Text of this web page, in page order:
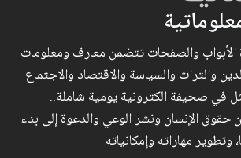
والصفحات تتضمن معارف ومعلومات
والتراث والسياسة والاقتصاد والاجتماع
في صحيفة الكترونية يومية شاملة..
الإنسان ونشر الوعي والدعوة إلى بناء
وتطوير مهاراته وإمكانياته